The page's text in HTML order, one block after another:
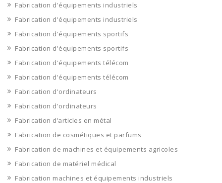
Fabrication d'équipements industriels
Fabrication d'équipements industriels
Fabrication d'équipements sportifs
Fabrication d'équipements sportifs
Fabrication d'équipements télécom
Fabrication d'équipements télécom
Fabrication d'ordinateurs
Fabrication d'ordinateurs
Fabrication d’articles en métal
Fabrication de cosmétiques et parfums
Fabrication de machines et équipements agricoles
Fabrication de matériel médical
Fabrication machines et équipements industriels